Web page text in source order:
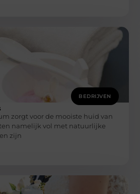
BEDRIJVEN
zorgt voor de mooiste huid van
namelijk vol met natuurlijke
zijn